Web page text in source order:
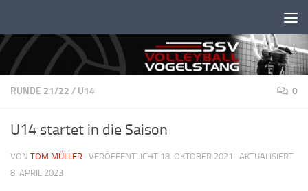
RUNDE 21/22 / U14 0
U14 startet in die Saison
VON TOM MÜLLER · VERÖFFENTLICHT 18. OKTOBER 2021 · AKTUALISIERT
8. APRIL 2023